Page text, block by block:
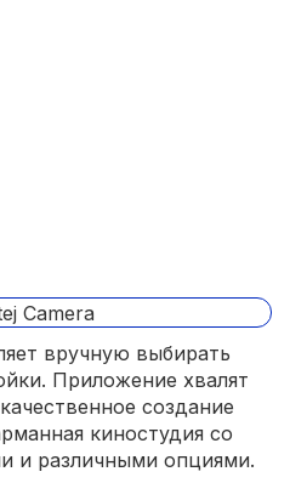
вручную выбирать
Приложение хвалят
создание
киностудия со
и различными опциями.